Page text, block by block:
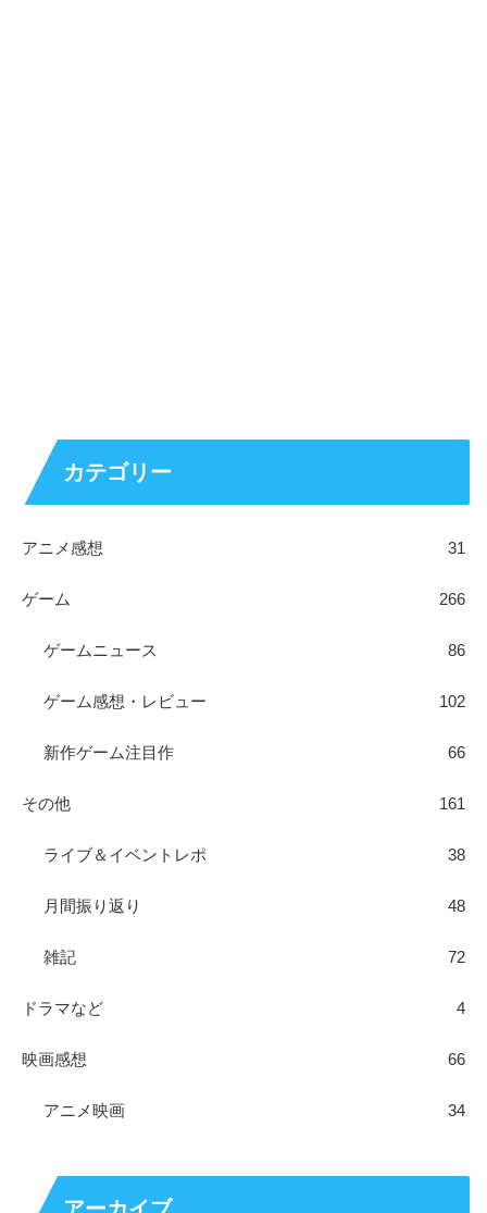
カテゴリー
アニメ感想 31
ゲーム 266
ゲームニュース 86
ゲーム感想・レビュー 102
新作ゲーム注目作 66
その他 161
ライブ＆イベントレポ 38
月間振り返り 48
雑記 72
ドラマなど 4
映画感想 66
アニメ映画 34